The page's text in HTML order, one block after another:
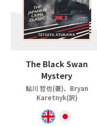
The Black Swan
Mystery
鮎川 哲也(著)、Bryan
Karetnyk(訳)